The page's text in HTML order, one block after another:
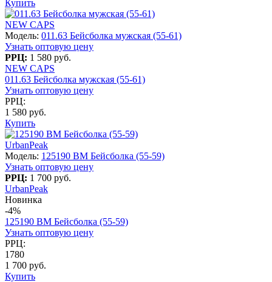
Купить
NEW CAPS
Модель: 011.63 Бейсболка мужская (55-61)
Узнать оптовую цену
РРЦ: 1 580 руб.
NEW CAPS
011.63 Бейсболка мужская (55-61)
Узнать оптовую цену
РРЦ:
1 580 руб.
Купить
UrbanPeak
Модель: 125190 BM Бейсболка (55-59)
Узнать оптовую цену
РРЦ: 1 700 руб.
UrbanPeak
Новинка
-4%
125190 BM Бейсболка (55-59)
Узнать оптовую цену
РРЦ:
1780
1 700 руб.
Купить